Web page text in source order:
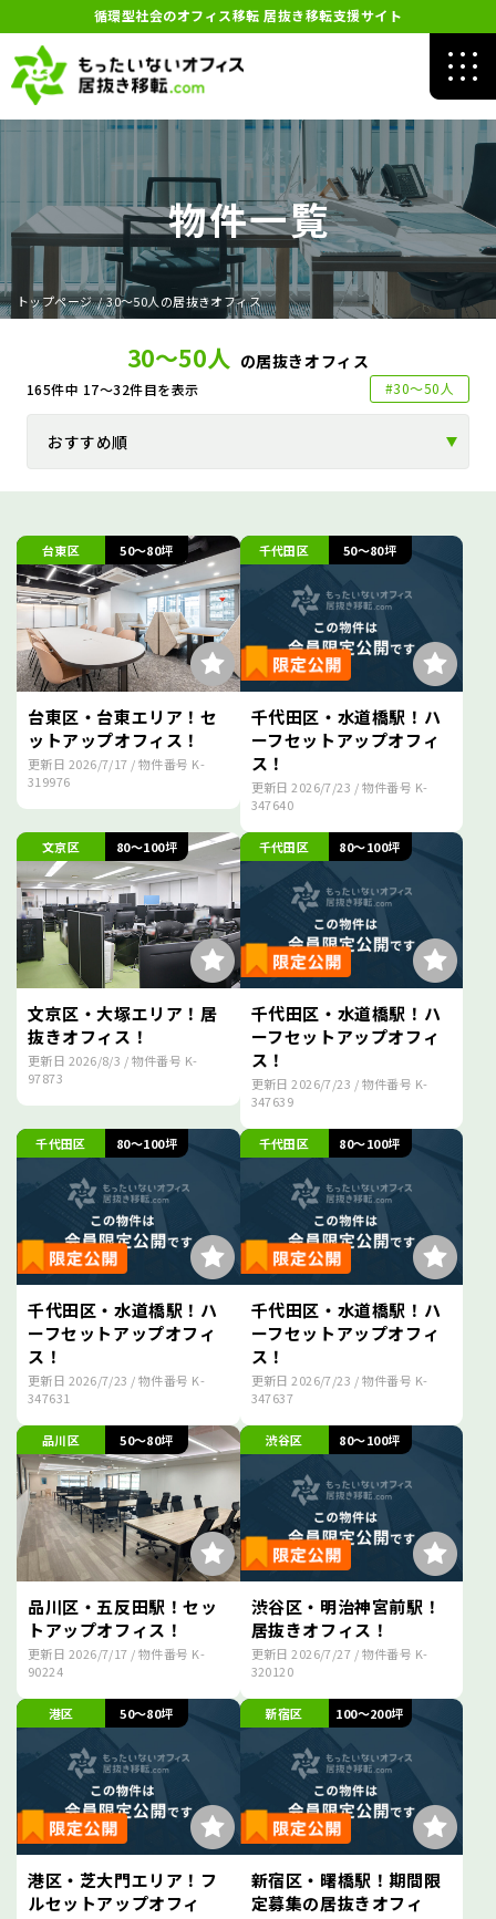
循環型社会のオフィス移転 居抜き移転支援サイト
物件一覧
トップページ / 30～50人の居抜きオフィス
30～50人 の居抜きオフィス
165件中 17～32件目を表示 #30～50人
台東区 50～80坪
台東区・台東エリア！セ
ットアップオフィス！
更新日 2026/7/17 / 物件番号 K-
319976
千代田区 50～80坪
千代田区・水道橋駅！ハ
ーフセットアップオフィ
ス！
更新日2026/7/23 / 物件番号 K-
347640
文京区 80～100坪
文京区・大塚エリア！居
抜きオフィス！
更新日 2026/8/3 / 物件番号 K-
97873
千代田区 80～100坪
千代田区・水道橋駅！ハ
ーフセットアップオフィ
ス！
更新日2026/7/23 / 物件番号 K-
347639
千代田区 80～100坪
千代田区・水道橋駅！ハ
ーフセットアップオフィ
ス！
更新日 2026/7/23 / 物件番号 K-
347631
千代田区 80～100坪
千代田区・水道橋駅！ハ
ーフセットアップオフィ
ス！
更新日2026/7/23 / 物件番号 K-
347637
品川区 50～80坪
品川区・五反田駅！セッ
トアップオフィス！
更新日 2026/7/17 / 物件番号 K-
90224
渋谷区 80～100坪
渋谷区・明治神宮前駅！
居抜きオフィス！
更新日2026/7/27 / 物件番号 K-
320120
港区 50～80坪
港区・芝大門エリア！フ
ルセットアップオフィ
新宿区 100～200坪
新宿区・曙橋駅！期間限
定募集の居抜きオフィ